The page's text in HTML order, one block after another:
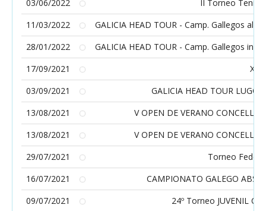
03/06/2022
II Torneo Tenis
11/03/2022
GALICIA HEAD TOUR - Camp. Gallegos
28/01/2022
GALICIA HEAD TOUR - Camp. Gallegos
17/09/2021
03/09/2021
GALICIA HEAD TOUR
13/08/2021
V OPEN DE VERANO CONCELLO
13/08/2021
V OPEN DE VERANO CONCELLO
29/07/2021
Torneo
16/07/2021
CAMPIONATO GALEGO
09/07/2021
24º Torneo JUVENIL